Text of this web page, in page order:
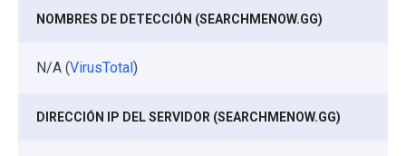
NOMBRES DE DETECCIÓN (SEARCHMENOW.GG)
N/A (VirusTotal)
DIRECCIÓN IP DEL SERVIDOR (SEARCHMENOW.GG)